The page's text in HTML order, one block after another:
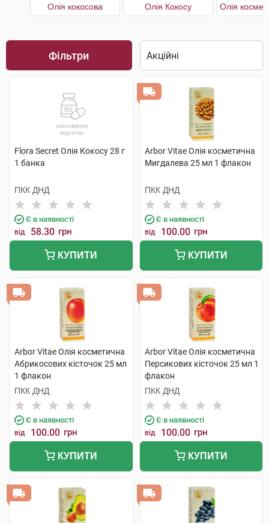
Олія кокосова Олія Кокосу
Фільтри
Flora Secret Олія Кокосу 28 г
1 банка
ПКК ДНД
Є в наявності
від 58.30 грн
КУПИТИ
Arbor Vitae Олія косметична
Мигдалева 25 мл 1 флакон
ПКК ДНД
Є в наявності
від 100.00 грн
КУПИТИ
Arbor Vitae Олія косметична
Абрикосових кісточок 25 мл
1 флакон
ПКК ДНД
Є в наявності
від 100.00 грн
КУПИТИ
Arbor Vitae Олія косметична
Персикових кісточок 25 мл 1
флакон
ПКК ДНД
Є в наявності
від 100.00 грн
КУПИТИ